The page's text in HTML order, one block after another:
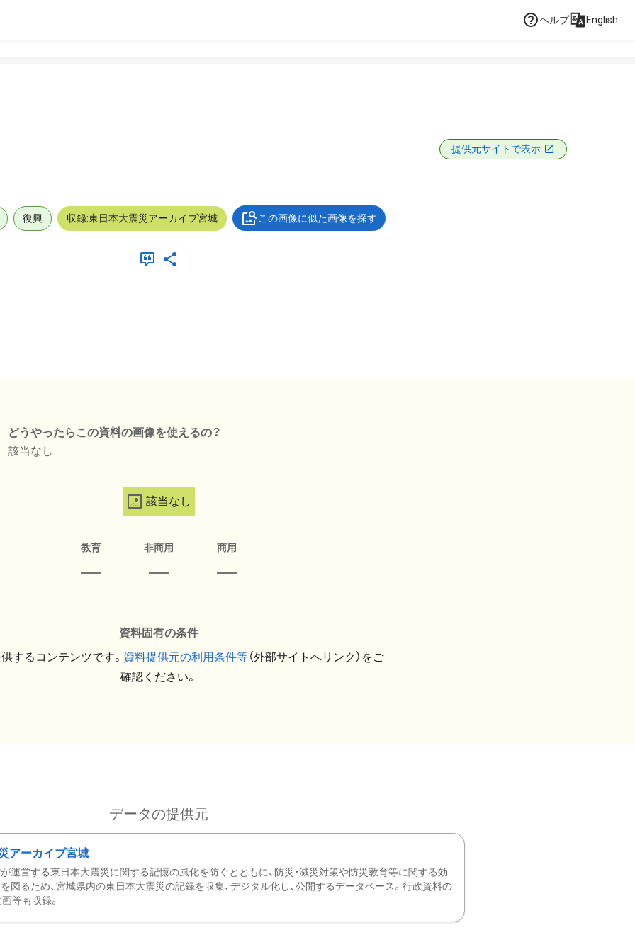
ヘルプ English
提供元サイトで表示
復興 収録:東日本大震災アーカイブ宮城 この画像に似た画像を探す
どうやったらこの資料の画像を使えるの？
該当なし
該当なし
教育 非商用 商用
資料固有の条件
するコンテンツです。 資料提供元の利用条件等（外部サイトへリンク）をご
確認ください。
データの提供元
アーカイブ宮城
運営する東日本大震災に関する記憶の風化を防ぐとともに、防災・減災対策や防災教育等に関する効
図るため、宮城県内の東日本大震災の記録を収集、デジタル化し、公開するデータベース。行政資料の
等も収録。